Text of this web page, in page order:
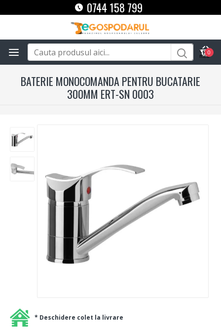
0744 158 799
0
BATERIE MONOCOMANDA PENTRU BUCATARIE
300MM ERT-SN 0003
* Deschidere colet la livrare